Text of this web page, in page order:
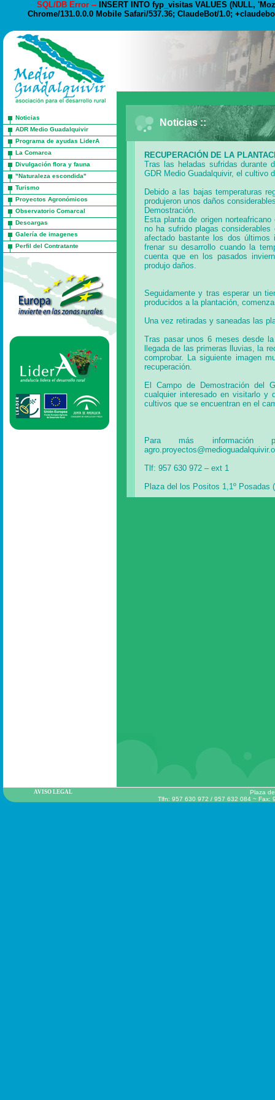
SQL/DB Error --
INSERT INTO fyp_visitas VALUES (NULL,
Chrome/131.0.0.0 Mobile Safari/537.36; ClaudeBot/1.0;
Noticias
ADR Medio Guadalquivir
Programa de ayudas LiderA
La Comarca
Divulgación flora y fauna
"Naturaleza escondida"
Turismo
Proyectos Agronómicos
Observatorio Comarcal
Descargas
Galería de imagenes
Perfil del Contratante
Noticias ::
RECUPERACIÓN DE LA
Tras las heladas sufridas durante
GDR Medio Guadalquivir, el cultivo
Debido a las bajas temperaturas
produjeron unos daños
Demostración.
Esta planta de origen
no ha sufrido plagas
afectado bastante los dos últimos
frenar su desarrollo cuando la
cuenta que en los pasados
produjo daños.
Seguidamente y tras esperar un
producidos a la plantación,
Una vez retiradas y saneadas las
Tras pasar unos 6 meses desde
llegada de las primeras lluvias, la
comprobar. La siguiente imagen
recuperación.
El Campo de Demostración del
cualquier interesado en visitarlo y
cultivos que se encuentran en el
Para más información
Tlf: 957 630 972 – ext 1
Plaza del los Positos 1,1º Posadas
AVISO LEGAL
Plaza
Tlfn: 957 630 972 / 957 632 084 ~ Fax: